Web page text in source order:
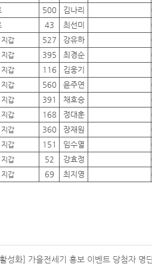
500 김나리
43 최선미
갑 527 강유하
갑 395 최경순
갑 116 김웅기
갑 560 윤주연
갑 391 채호승
갑 168 정대훈
갑 360 장재원
갑 151 임수열
갑 52 강효정
갑 69 최지영
성화] 가을전세기 홍보 이벤트 당첨자 명